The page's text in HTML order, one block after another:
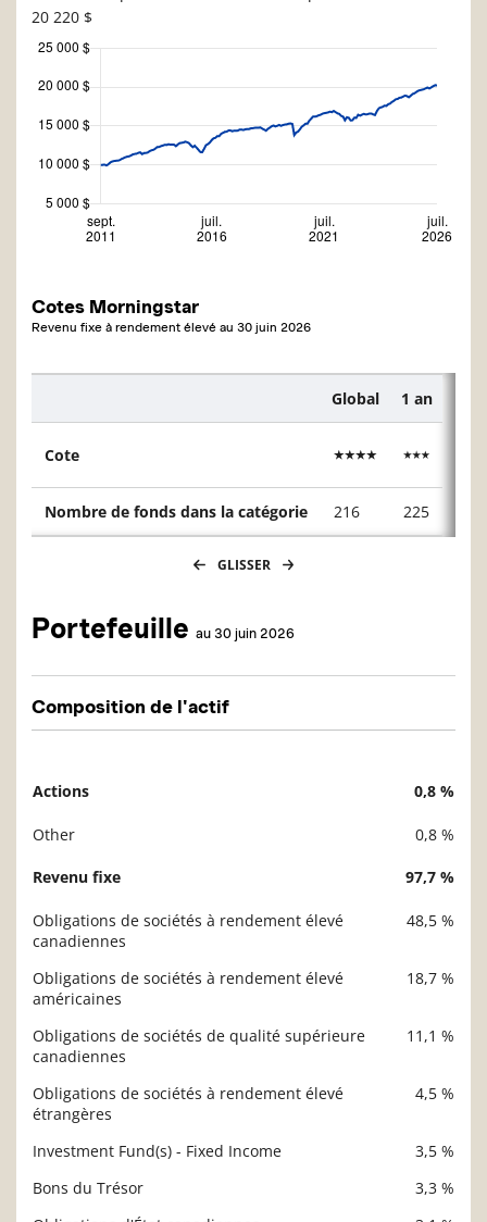
20 220 $
Cotes Morningstar
Revenu fixe à rendement élevé au 30 juin 2026
Global 1 an
Cote
Nombre de fonds dans la catégorie 216 225
GLISSER
Portefeuille au 30 juin 2026
Composition de l'actif
Actions 0,8 %
Other 0,8 %
Revenu fixe 97,7 %
Obligations de sociétés à rendement élevé
canadiennes
48,5 %
Obligations de sociétés à rendement élevé
américaines
18,7 %
Obligations de sociétés de qualité supérieure
canadiennes
11,1 %
Obligations de sociétés à rendement élevé
étrangères
4,5 %
Investment Fund(s) - Fixed Income
3,5 %
Bons du Trésor
3,3 %